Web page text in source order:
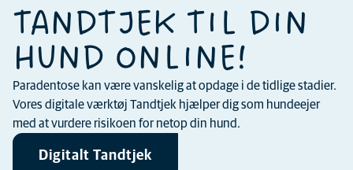
TANDTJEK TIL DIN
HUND ONLINE!
Paradentose kan være vanskelig at opdage i de tidlige stadier.
Vores digitale værktøj Tandtjek hjælper dig som hundeejer
med at vurdere risikoen for netop din hund.
Digitalt Tandtjek